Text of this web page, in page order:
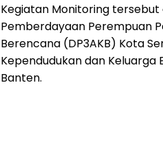
Kegiatan Monitoring
Pemberdayaan Perempuan
Berencana (DP3AKB) Kota
Kependudukan dan Keluarga
Banten.